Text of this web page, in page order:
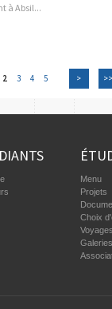
à Absil...
2 3 4 5 >
Menu
Projets
Choix